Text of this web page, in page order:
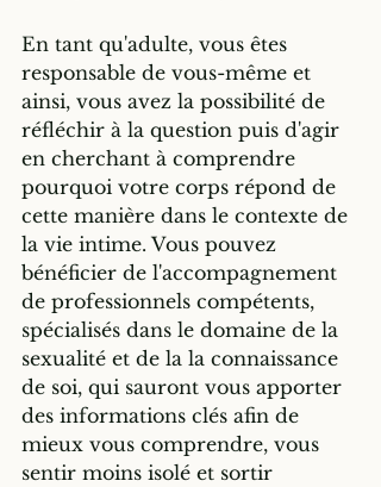
En tant qu'adulte, vous êtes
responsable de vous-même et
ainsi, vous avez la possibilité de
réfléchir à la question puis d'agir
en cherchant à comprendre
pourquoi votre corps répond de
cette manière dans le contexte de
la vie intime. Vous pouvez
bénéficier de l'accompagnement
de professionnels compétents,
spécialisés dans le domaine de la
sexualité et de la la connaissance
de soi, qui sauront vous apporter
des informations clés afin de
mieux vous comprendre, vous
sentir moins isolé et sortir